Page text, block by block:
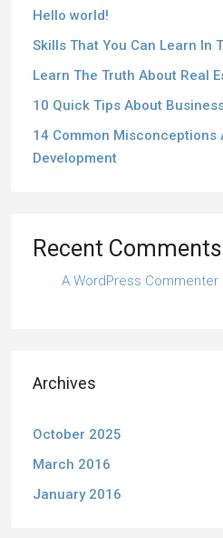
Hello world!
Skills That You Can Learn In
Learn The Truth About Real
10 Quick Tips About
14 Common Misconceptions
Development
Recent Comments
A WordPress Commenter
Archives
October 2025
March 2016
January 2016